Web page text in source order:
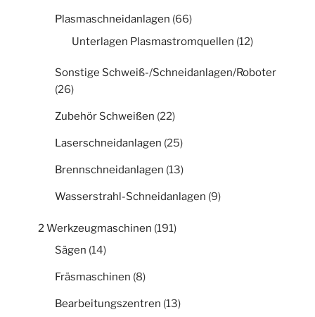
Plasmaschneidanlagen (66)
Unterlagen Plasmastromquellen (12)
Sonstige Schweiß-/Schneidanlagen/Roboter
(26)
Zubehör Schweißen (22)
Laserschneidanlagen (25)
Brennschneidanlagen (13)
Wasserstrahl-Schneidanlagen (9)
2 Werkzeugmaschinen (191)
Sägen (14)
Fräsmaschinen (8)
Bearbeitungszentren (13)